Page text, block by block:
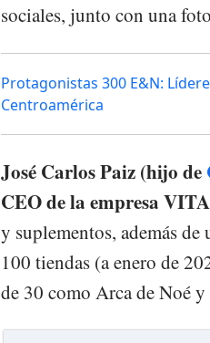
sociales, junto con una
Protagonistas 300 E&N:
Centroamérica
José Carlos Paiz (hijo de
CEO de la empresa
y suplementos, además de
100 tiendas (a enero de
de 30 como Arca de Noé